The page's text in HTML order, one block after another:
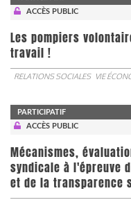
ACCÈS PUBLIC
Les pompiers
travail !
RELATIONS SOCIALES VIE
PARTICIPATIF
ACCÈS PUBLIC
Mécanismes,
syndicale à l'épreuve
et de la transparence